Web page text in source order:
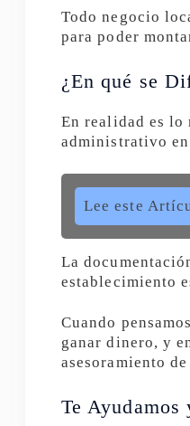
Todo negocio
para poder
¿En qué se
En realidad es lo
administrativo
Lee este
La
establecimiento
Cuando
ganar dinero, y
asesoramiento
Te Ayudamos